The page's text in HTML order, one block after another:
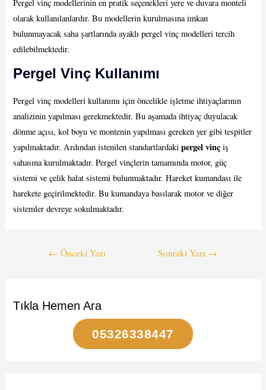
Pergel vinç modellerinin en pratik seçenekleri yere ve duvara monteli
olarak kullanılanlardır. Bu modellerin kurulmasına imkan
bulunmayacak saha şartlarında ayaklı pergel vinç modelleri tercih
edilebilmektedir.
Pergel Vinç Kullanımı
Pergel vinç modelleri kullanımı için öncelikle işletme ihtiyaçlarının
analizinin yapılması gerekmektedir. Bu aşamada ihtiyaç duyulacak
dönme açısı, kol boyu ve montenin yapılması gereken yer gibi tespitler
yapılmaktadır. Ardından istenilen standartlardakipergel vinç iş
sahasına kurulmaktadır. Pergel vinçlerin tamamında motor, güç
sistemi ve çelik halat sistemi bulunmaktadır. Hareket kumandası ile
harekete geçirilmektedir. Bu kumandaya basılarak motor ve diğer
sistemler devreye sokulmaktadır.
← Önceki Yazı Sonraki Yazı →
Tıkla Hemen Ara
05326338447